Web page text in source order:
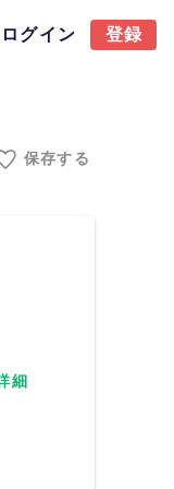
ログイン 登録
保存する
細